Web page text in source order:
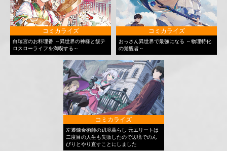
コミカライズ
白瑞宮のお料理番 ～異世界の神様と飯テ
ロスローライフを満喫する～
コミカライズ
おっさん異世界で最強になる ～物理特化
の覚醒者～
コミカライズ
左遷錬金術師の辺境暮らし 元エリートは
二度目の人生も失敗したので辺境でのん
びりとやり直すことにしました